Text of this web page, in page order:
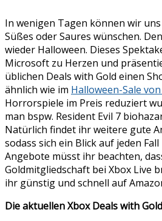
In wenigen Tagen können wir
Süßes oder Saures wünschen.
wieder Halloween. Dieses
Microsoft zu Herzen und
üblichen Deals with Gold einen
ähnlich wie im Halloween-Sale
Horrorspiele im Preis reduziert
man bspw. Resident Evil 7
Natürlich findet ihr weitere gute
sodass sich ein Blick auf jeden
Angebote müsst ihr beachten,
Goldmitgliedschaft bei Xbox Live
ihr günstig und schnell auf
Die aktuellen Xbox Deals with Gold